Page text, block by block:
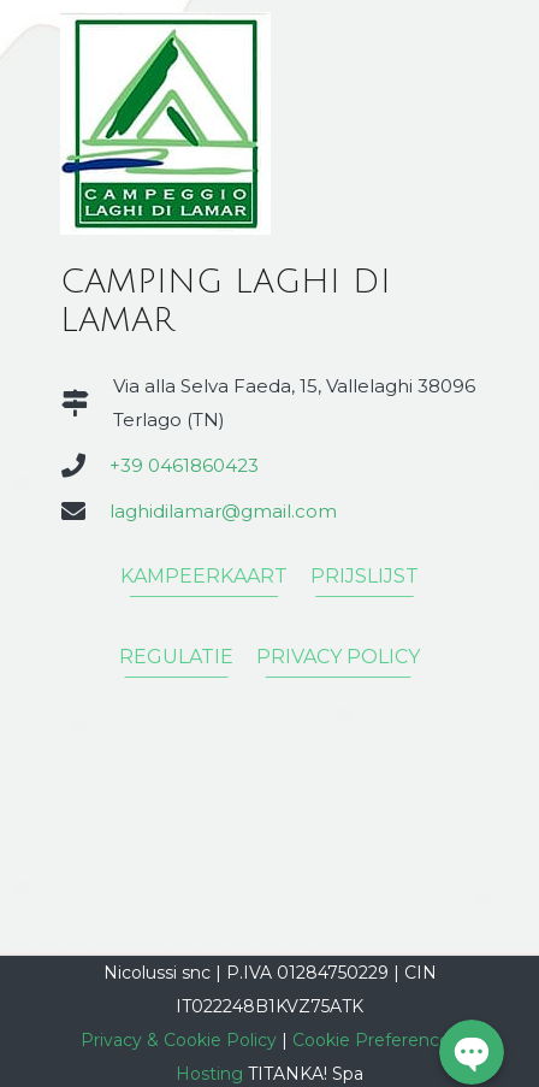
CAMPING LAGHI DI
LAMAR
Via alla Selva Faeda, 15, Vallelaghi 38096
Terlago (TN)
+39 0461860423
laghidilamar@gmail.com
KAMPEERKAART PRIJSLIJST
REGULATIE PRIVACY POLICY
Nicolussi snc | P.IVA 01284750229 | CIN
IT022248B1KVZ75ATK
Privacy & Cookie Policy | Cookie Preferences
Hosting TITANKA! Spa